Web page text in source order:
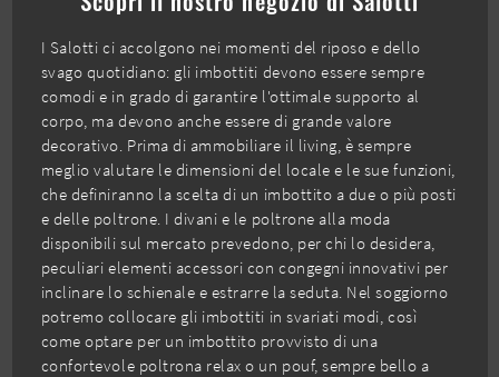
I Salotti ci accolgono nei momenti del riposo e dello
svago quotidiano: gli imbottiti devono essere sempre
comodi e in grado di garantire l'ottimale supporto al
corpo, ma devono anche essere di grande valore
decorativo. Prima di ammobiliare il living, è sempre
meglio valutare le dimensioni del locale e le sue funzioni,
che definiranno la scelta di un imbottito a due o più posti
e delle poltrone. I divani e le poltrone alla moda
disponibili sul mercato prevedono, per chi lo desidera,
peculiari elementi accessori con congegni innovativi per
inclinare lo schienale e estrarre la seduta. Nel soggiorno
potremo collocare gli imbottiti in svariati modi, così
come optare per un imbottito provvisto di una
confortevole poltrona relax o un pouf, sempre bello a